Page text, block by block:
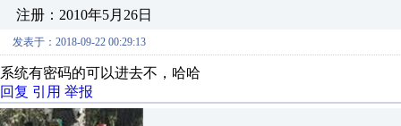
注册：2010年5月26日
发表于：2018-09-22 00:29:13
系统有密码的可以进去不，哈哈
回复 引用 举报